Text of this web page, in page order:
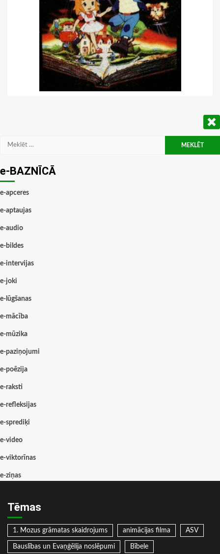
Meklēt:
e-BAZNĪCĀ
e-apceres
e-aptaujas
e-audio
e-bildes
e-intervijas
e-joki
e-lūgšanas
e-mācība
e-mūzika
e-paziņojumi
e-poēzija
e-raksti
e-refleksijas
e-sprediķi
e-video
e-viktorīnas
e-ziņas
Tēmas
1. Mozus grāmatas skaidrojums animācijas filma ASV
Bauslības un Evaņģēlija noslēpumi Bībele